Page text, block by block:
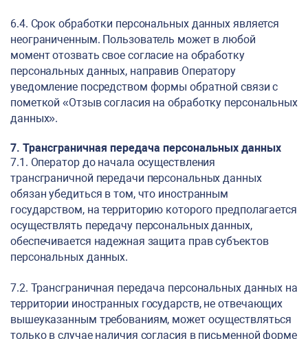
6.4. Срок обработки персональных данных является
неограниченным. Пользователь может в любой
момент отозвать свое согласие на обработку
персональных данных, направив Оператору
уведомление посредством формы обратной связи с
пометкой «Отзыв согласия на обработку персональных
данных».
7. Трансграничная передача персональных данных
7.1. Оператор до начала осуществления
трансграничной передачи персональных данных
обязан убедиться в том, что иностранным
государством, на территорию которого предполагается
осуществлять передачу персональных данных,
обеспечивается надежная защита прав субъектов
персональных данных.
7.2. Трансграничная передача персональных данных на
территории иностранных государств, не отвечающих
вышеуказанным требованиям, может осуществляться
только в случае наличия согласия в письменной форме